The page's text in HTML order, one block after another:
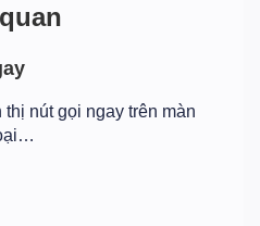
thị nút gọi ngay trên màn